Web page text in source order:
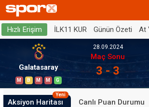
Hızlı Erişim İLK11 KUR Günün Özeti At
Galatasaray
M B M M G
28.09.2024
Maç Sonu
3 - 3
Aksiyon Haritası
Yeni
Canlı Puan Durumu